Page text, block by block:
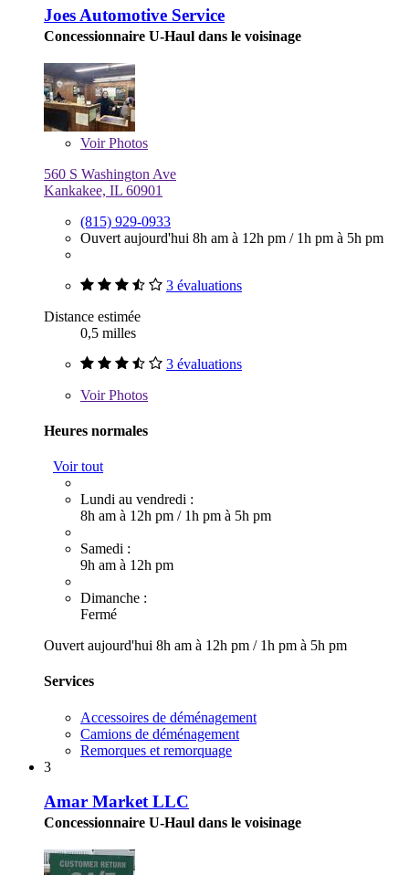
Joes Automotive Service
Concessionnaire U-Haul dans le voisinage
VoirPhotos
560 S Washington Ave
Kankakee, IL 60901
(815) 929-0933
Ouvert aujourd'hui 8h am à 12h pm / 1h pm à 5h pm
3 évaluations
Distance estimée
0,5 milles
3 évaluations
VoirPhotos
Heures normales
Voir tout
Lundi au vendredi :
8h am à 12h pm / 1h pm à 5h pm
Samedi :
9h am à 12h pm
Dimanche :
Fermé
Ouvert aujourd'hui 8h am à 12h pm / 1h pm à 5h pm
Services
Accessoires de déménagement
Camions de déménagement
Remorques et remorquage
3
Amar Market LLC
Concessionnaire U-Haul dans le voisinage